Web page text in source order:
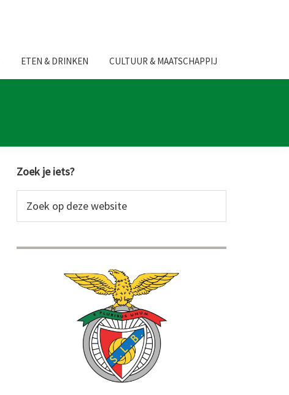
ETEN & DRINKEN CULTUUR & MAATSCHAPPIJ
Primaire
Sidebar
Zoek je iets?
op
website